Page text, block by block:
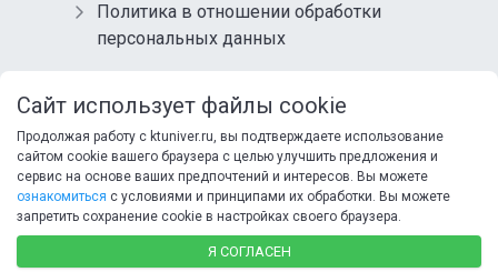
Политика в отношении обработки
персональных данных
СОЦИАЛЬНЫЕ СЕТИ
Сайт использует файлы cookie
Продолжая работу с ktuniver.ru, вы подтверждаете использование
сайтом cookie вашего браузера с целью улучшить предложения и
сервис на основе ваших предпочтений и интересов. Вы можете
ознакомиться с условиями и принципами их обработки. Вы можете
запретить сохранение cookie в настройках своего браузера.
Я СОГЛАСЕН